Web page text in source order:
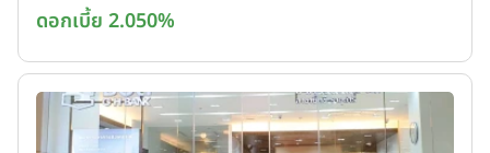
ดอกเบี้ย 2.050%